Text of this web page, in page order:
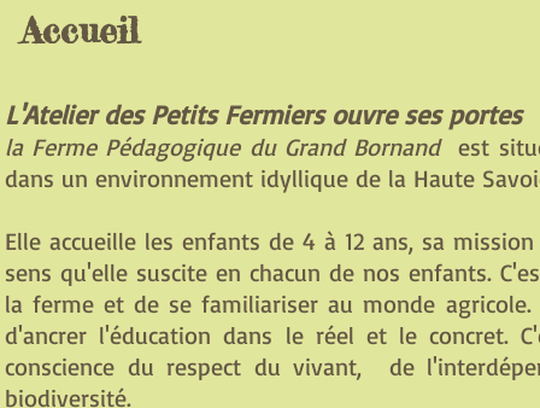
Accueil
L'Atelier des Petits Fermiers ouvre ses portes
la Ferme Pédagogique du Grand Bornandest
dans un environnement idyllique de la Haute
Elle accueille les enfants de 4 à 12 ans, sa
sens qu'elle suscite en chacun de nos enfants.
la ferme et de se familiariser au monde
d'ancrer l'éducation dans le réel et le concret.
conscience du respect du vivant, de
biodiversité.